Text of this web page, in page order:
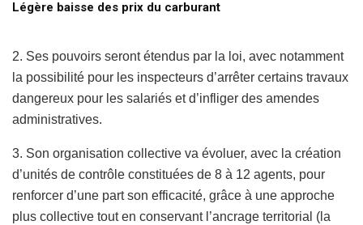
Légère baisse des prix du carburant
2. Ses pouvoirs seront étendus par la loi, avec notamment
la possibilité pour les inspecteurs d’arrêter certains travaux
dangereux pour les salariés et d’infliger des amendes
administratives.
3. Son organisation collective va évoluer, avec la création
d’unités de contrôle constituées de 8 à 12 agents, pour
renforcer d’une part son efficacité, grâce à une approche
plus collective tout en conservant l’ancrage territorial (la